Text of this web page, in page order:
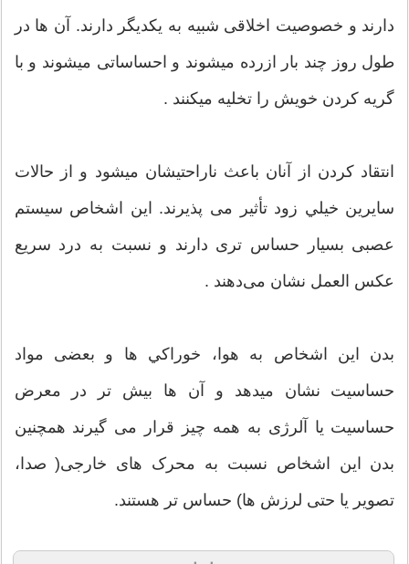
دارند و خصوصیت اخلاقی شبیه به یکدیگر دارند. آن ها در
طول روز چند بار ازرده میشوند و احساساتی میشوند و با
گریه کردن خویش را تخلیه ميکنند .
انتقاد کردن از آنان باعث ناراحتیشان ميشود و از حالات
سایرین خيلي زود تأثير می پذیرند. این اشخاص سیستم
عصبی بسیار حساس تری دارند و نسبت به درد سریع
عکس العمل نشان می‌دهند .
بدن این اشخاص به هوا، خوراکي ها و بعضی مواد
حساسیت نشان ميدهد و آن ها بیش تر در معرض
حساسیت یا آلرژی به همه چیز قرار می گیرند همچنين
بدن این اشخاص نسبت به محرک های خارجی( صدا،
تصویر یا حتی لرزش ها) حساس تر هستند.